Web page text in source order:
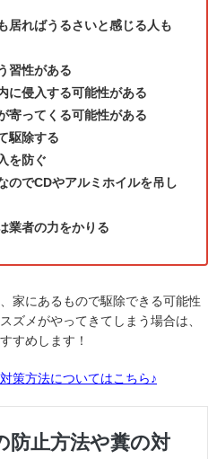
居ればうるさいと感じる人も
習性がある
に侵入する可能性がある
寄ってくる可能性がある
駆除する
を防ぐ
のでCDやアルミホイルを吊し
業者の力をかりる
家にあるもので駆除できる可能性
ズメがやってきてしまう場合は、
すめします！
策方法についてはこちら♪